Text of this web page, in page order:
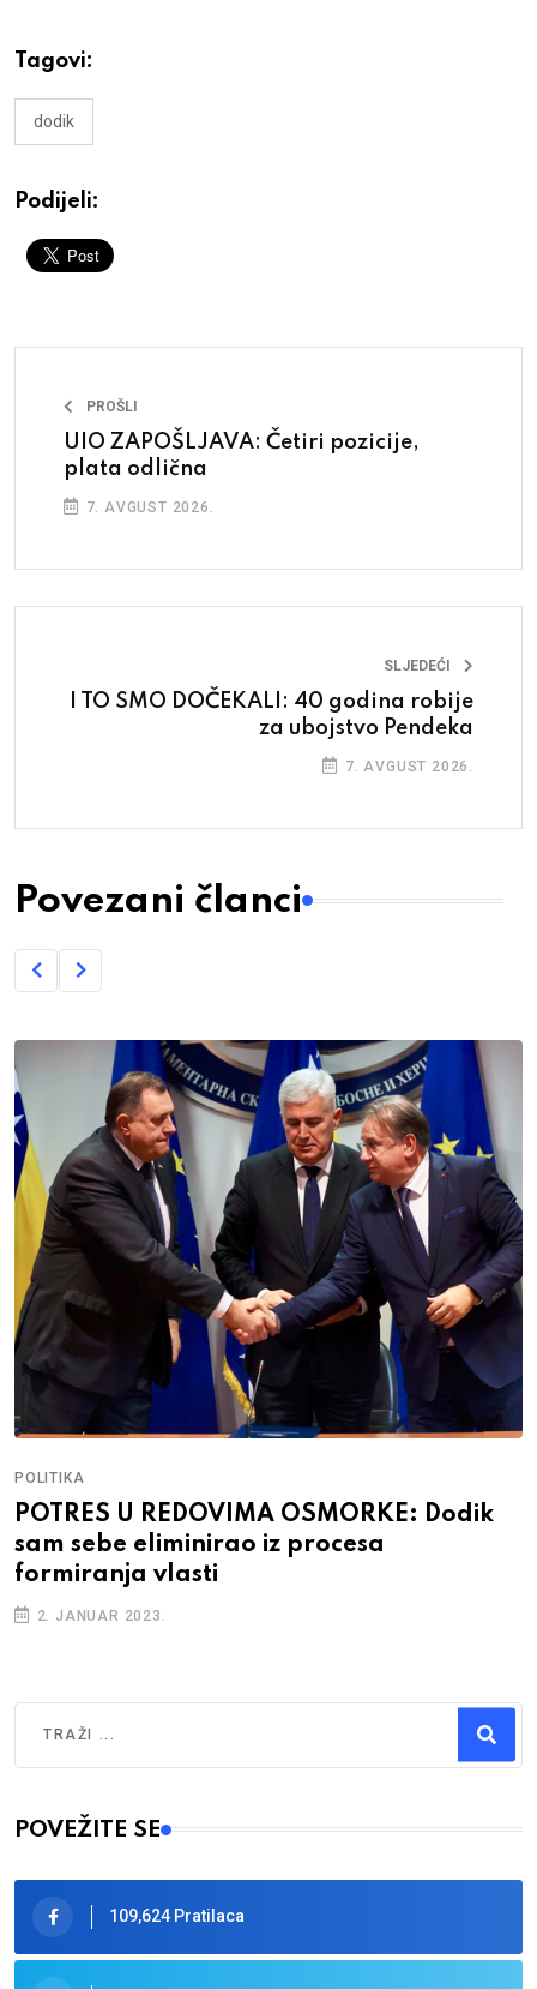
Tagovi:
dodik
Podijeli:
PROŠLI
UIO ZAPOŠLJAVA: Četiri pozicije,
plata odlična
7. AVGUST 2026.
SLJEDEĆI
I TO SMO DOČEKALI: 40 godina robije
za ubojstvo Pendeka
7. AVGUST 2026.
Povezani članci
POLITIKA
POTRES U REDOVIMA OSMORKE: Dodik
sam sebe eliminirao iz procesa
formiranja vlasti
2. JANUAR 2023.
Type 2 or more characters for results.
POVEŽITE SE
109,624 Pratilaca